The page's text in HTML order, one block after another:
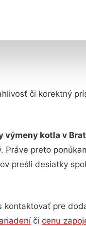
či korektný
výmeny kotla v
preto
prešli desiatky
pre
či cenu